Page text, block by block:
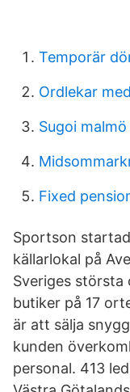
Temporär
Ordlekar
Sugoi
Fixed
Sportson
källarlokal på
Sveriges största
butiker på 17
är att sälja
kunden
personal. 413